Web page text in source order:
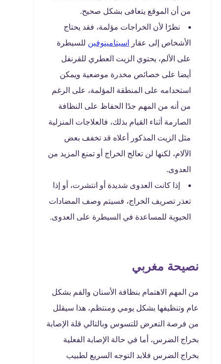
من أن الموقع يتعافى بشكل صحيح.
نظرًا لأن الخراجات مؤلمة، فقد يحتاج
الأشخاص إلى عقار
اسيتامينوفين للسيطرة
على الألم، يحتوي الزيت العطري للقرنفل
أيضا على خصائص مخدرة موضعية ويمكن
استخدامه على المنطقة المؤلمة، على الرغم
من أنه من المهم جدًا الحفاظ على النظافة
الصارمة أثناء القيام بذلك، فالعلاجات المنزلية
مثل الزيت المذكور أعلاه قد تخفف بعض
الآلام، لكنها لن تعالج الخراج أو تمنع المزيد من
العدوى.
إذا كانت العدوى شديدة أو انتشرت، أو إذا
تعذر تصريف الخراج، فسيتم وصف المضادات
الحيوية للمساعدة في السيطرة على العدوى.
نصيحة مغربي
من المهم الاهتمام بنظافة الأسنان والفم بشكل
عام وتنظيفها بشكل يومي ومنتظم، هذا سيقلل
من فرصة التعرض للتسوس وبالتالي قلة الإصابة
بخراج الضرس، أما في حالة الإصابة الفعلية
بخراج الضرس فلابد التوجه السريع لطبيب